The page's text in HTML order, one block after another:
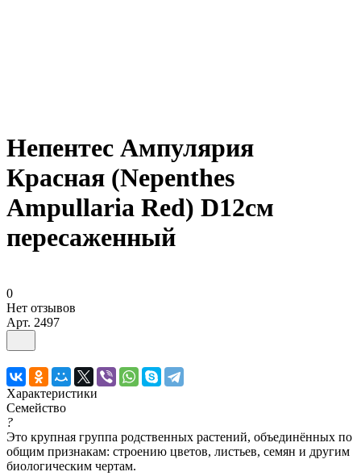
Непентес Ампулярия
Красная (Nepenthes
Ampullaria Red) D12см
пересаженный
0
Нет отзывов
Арт. 2497
Характеристики
Семейство
?
Это крупная группа родственных растений, объединённых по
общим признакам: строению цветов, листьев, семян и другим
биологическим чертам.